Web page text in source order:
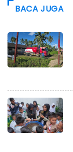
BACA JUGA